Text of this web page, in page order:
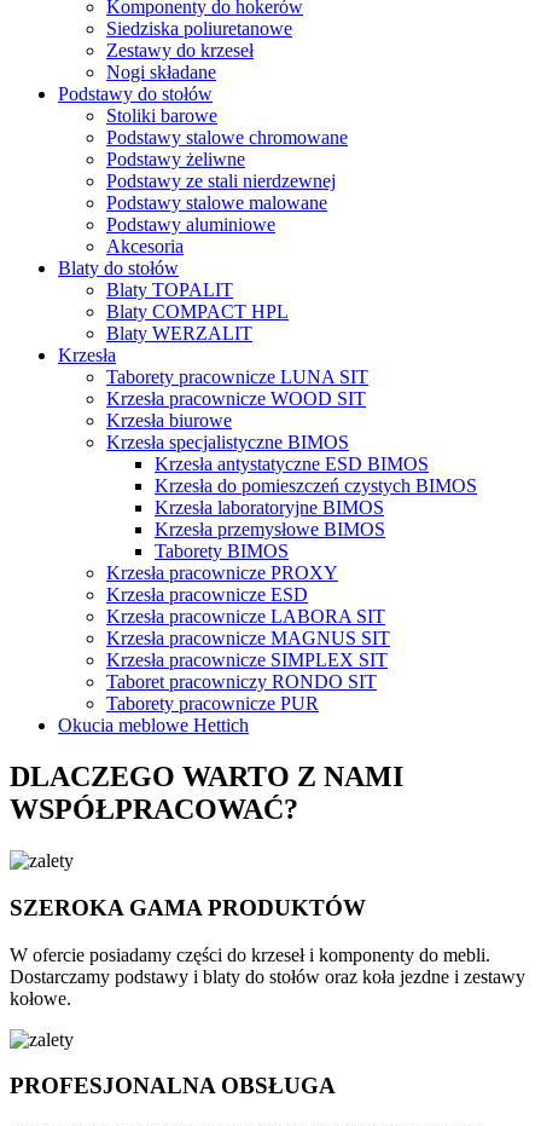
Komponenty do hokerów
Siedziska poliuretanowe
Zestawy do krzeseł
Nogi składane
Podstawy do stołów
Stoliki barowe
Podstawy stalowe chromowane
Podstawy żeliwne
Podstawy ze stali nierdzewnej
Podstawy stalowe malowane
Podstawy aluminiowe
Akcesoria
Blaty do stołów
Blaty TOPALIT
Blaty COMPACT HPL
Blaty WERZALIT
Krzesła
Taborety pracownicze LUNA SIT
Krzesła pracownicze WOOD SIT
Krzesła biurowe
Krzesła specjalistyczne BIMOS
Krzesła antystatyczne ESD BIMOS
Krzesła do pomieszczeń czystych BIMOS
Krzesła laboratoryjne BIMOS
Krzesła przemysłowe BIMOS
Taborety BIMOS
Krzesła pracownicze PROXY
Krzesła pracownicze ESD
Krzesła pracownicze LABORA SIT
Krzesła pracownicze MAGNUS SIT
Krzesła pracownicze SIMPLEX SIT
Taboret pracowniczy RONDO SIT
Taborety pracownicze PUR
Okucia meblowe Hettich
DLACZEGO WARTO Z NAMI
WSPÓŁPRACOWAĆ?
SZEROKA GAMA PRODUKTÓW
W ofercie posiadamy części do krzeseł i komponenty do mebli.
Dostarczamy podstawy i blaty do stołów oraz koła jezdne i zestawy
kołowe.
PROFESJONALNA OBSŁUGA